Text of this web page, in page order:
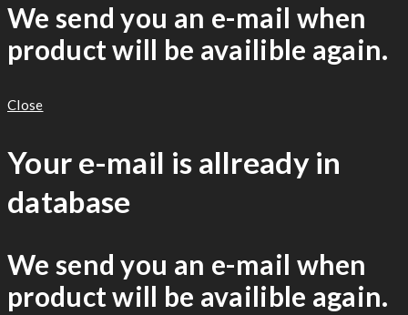
We send you an e-mail when
product will be availible again.
Close
Your e-mail is allready in
database
We send you an e-mail when
product will be availible again.